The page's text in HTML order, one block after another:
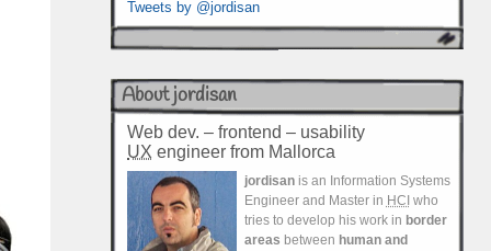
Tweets by @jordisan
About jordisan
Web dev. – frontend – usability
UX engineer from Mallorca
jordisanis an Information Systems
Engineer and Master in HCI who
tries to develop his work in border
areas between human and